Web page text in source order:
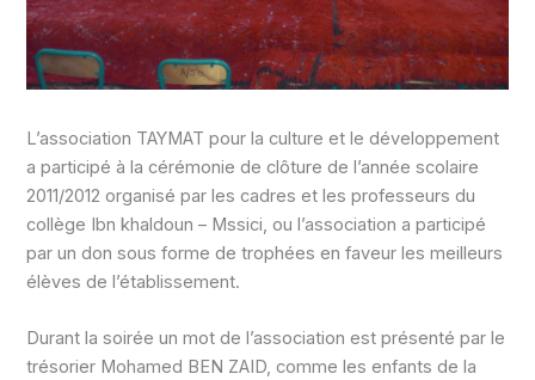
L’association TAYMAT pour la culture et le développement
a participé à la cérémonie de clôture de l’année scolaire
2011/2012 organisé par les cadres et les professeurs du
collège Ibn khaldoun – Mssici, ou l’association a participé
par un don sous forme de trophées en faveur les meilleurs
élèves de l’établissement.
Durant la soirée un mot de l’association est présenté par le
trésorier Mohamed BEN ZAID, comme les enfants de la